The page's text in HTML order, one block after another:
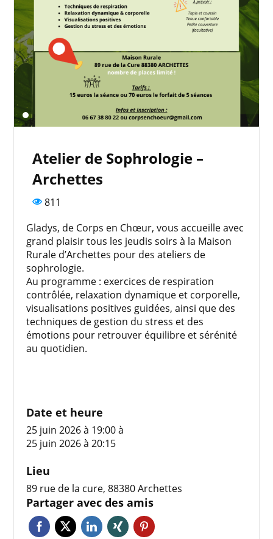
Atelier de Sophrologie –
Archettes
811
Gladys, de Corps en Chœur, vous accueille avec
grand plaisir tous les jeudis soirs à la Maison
Rurale d’Archettes pour des ateliers de
sophrologie.
Au programme : exercices de respiration
contrôlée, relaxation dynamique et corporelle,
visualisations positives guidées, ainsi que des
techniques de gestion du stress et des
émotions pour retrouver équilibre et sérénité
au quotidien.
Date et heure
25 juin 2026 à 19:00à
25 juin 2026 à 20:15
Lieu
89 rue de la cure, 88380 Archettes
Partager avec des amis